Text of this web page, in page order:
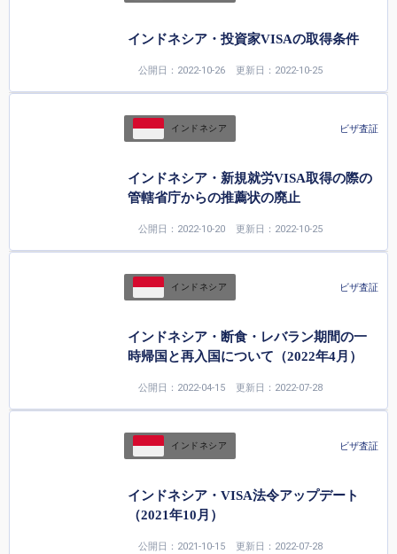
インドネシア・投資家VISAの取得条件
公開日：2022-10-26 更新日：2022-10-25
インドネシア ビザ査証
インドネシア・新規就労VISA取得の際の
管轄省庁からの推薦状の廃止
公開日：2022-10-20 更新日：2022-10-25
インドネシア ビザ査証
インドネシア・断食・レバラン期間の一
時帰国と再入国について（2022年4月）
公開日：2022-04-15 更新日：2022-07-28
インドネシア ビザ査証
インドネシア・VISA法令アップデート
（2021年10月）
公開日：2021-10-15 更新日：2022-07-28